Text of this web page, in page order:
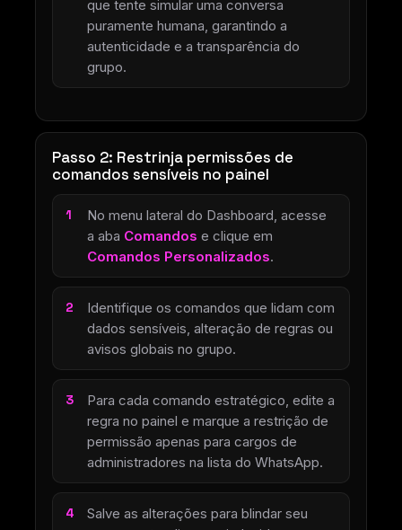
que tente simular uma conversa
puramente humana, garantindo a
autenticidade e a transparência do
grupo.
Passo 2: Restrinja permissões de
comandos sensíveis no painel
No menu lateral do Dashboard, acesse
a aba Comandos e clique em
Comandos Personalizados.
Identifique os comandos que lidam com
dados sensíveis, alteração de regras ou
avisos globais no grupo.
Para cada comando estratégico, edite a
regra no painel e marque a restrição de
permissão apenas para cargos de
administradores na lista do WhatsApp.
Salve as alterações para blindar seu